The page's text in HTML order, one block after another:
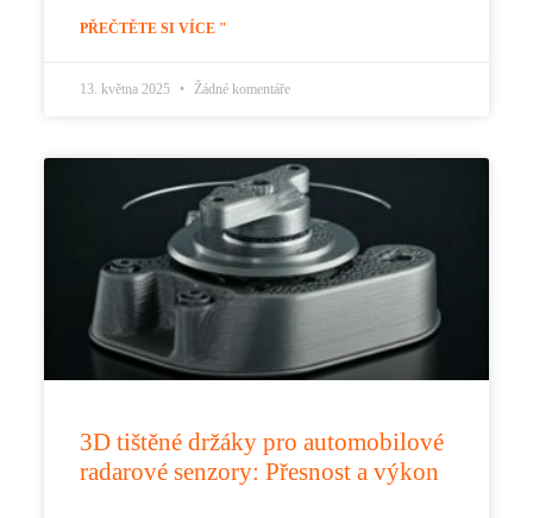
PŘEČTĚTE SI VÍCE "
13. května 2025 Žádné komentáře
3D tištěné držáky pro automobilové
radarové senzory: Přesnost a výkon